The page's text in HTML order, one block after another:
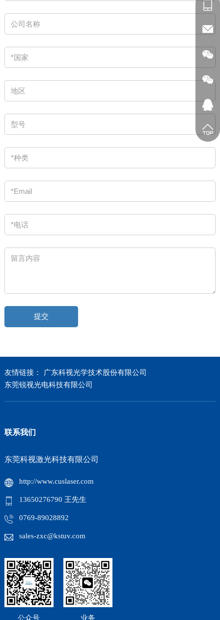
友情链接：
广东科视光学技术股份有限公司
东莞锐视光电科技有限公司
联系我们
东莞科视激光科技有限公司
http://www.cuslaser.com
13650276790 王先生
0769-89028892
sales-zxc@kstuv.com
公众号 业务